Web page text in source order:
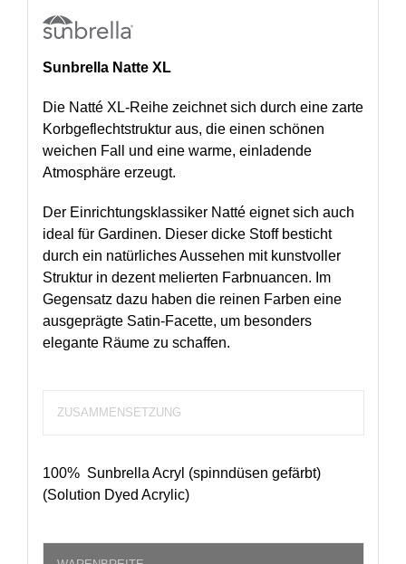
Sunbrella Natte XL
Die Natté XL-Reihe zeichnet sich durch eine zarte
Korbgeflechtstruktur aus, die einen schönen
weichen Fall und eine warme, einladende
Atmosphäre erzeugt.
Der Einrichtungsklassiker Natté eignet sich auch
ideal für Gardinen. Dieser dicke Stoff besticht
durch ein natürliches Aussehen mit kunstvoller
Struktur in dezent melierten Farbnuancen. Im
Gegensatz dazu haben die reinen Farben eine
ausgeprägte Satin-Facette, um besonders
elegante Räume zu schaffen.
ZUSAMMENSETZUNG
100% Sunbrella Acryl (spinndüsen gefärbt)
(Solution Dyed Acrylic)